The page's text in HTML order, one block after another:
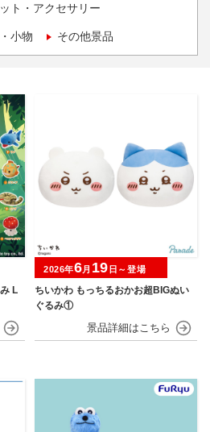
ト・アクセサリー
小物 その他景品
L
ちいかわ もっちるおかお超BIGぬい
ぐるみ①
2026年6月 19 日～登場